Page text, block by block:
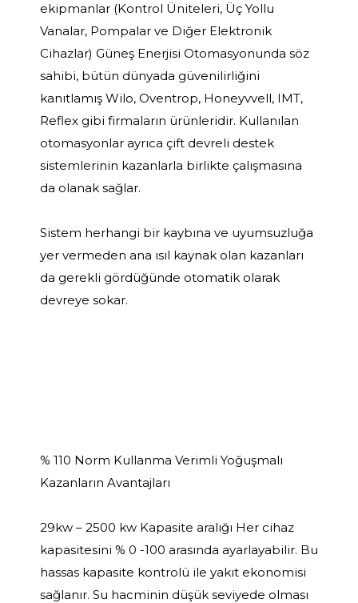
ekipmanlar (Kontrol Üniteleri, Üç Yollu
Vanalar, Pompalar ve Diğer Elektronik
Cihazlar) Güneş Enerjisi Otomasyonunda söz
sahibi, bütün dünyada güvenilirliğini
kanıtlamış Wilo, Oventrop, Honeyvvell, IMT,
Reflex gibi firmaların ürünleridir. Kullanılan
otomasyonlar ayrıca çift devreli destek
sistemlerinin kazanlarla birlikte çalışmasına
da olanak sağlar.
Sistem herhangi bir kaybına ve uyumsuzluğa
yer vermeden ana ısıl kaynak olan kazanları
da gerekli gördüğünde otomatik olarak
devreye sokar.
% 110 Norm Kullanma Verimli Yoğuşmalı
Kazanların Avantajları
29kw – 2500 kw Kapasite aralığı Her cihaz
kapasitesini % 0 -100 arasında ayarlayabilir. Bu
hassas kapasite kontrolü ile yakıt ekonomisi
sağlanır. Su hacminin düşük seviyede olması